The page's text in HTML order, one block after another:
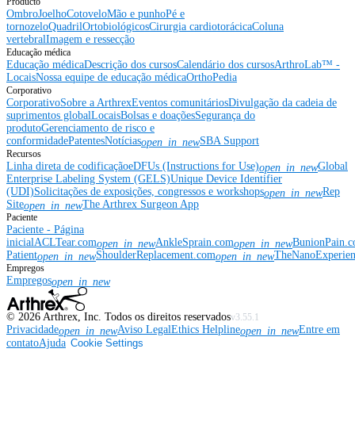
Producto
OmbroJoelhoCotoveloMão e punhoPé e
tornozeloQuadrilOrtobiológicosCirurgia cardiotorácicaColuna
vertebralImagem e ressecção
Educação médica
Educação médicaDescrição dos cursosCalendário dos cursosArthroLab™ -
LocaisNossa equipe de educação médicaOrthoPedia
Corporativo
CorporativoSobre a ArthrexEventos comunitáriosDivulgação da cadeia de
suprimentos globalLocaisBolsas e doaçõesSegurança do
produtoGerenciamento de risco e
conformidadePatentesNotíciasopen_in_newSBA Support
Recursos
Linha direta de codificaçãoeDFUs (Instructions for Use)open_in_newGlobal
Enterprise Labeling System (GELS)Unique Device Identifier
(UDI)Solicitações de exposições, congressos e workshopsopen_in_newRep
Siteopen_in_newThe Arthrex Surgeon App
Paciente
Paciente - Página
inicialACLTear.comopen_in_newAnkleSprain.comopen_in_new
Patientopen_in_newShoulderReplacement.comopen_in_new
Empregos
Empregosopen_in_new
© 2026 Arthrex, Inc. Todos os direitos reservadosv3.55.1
Privacidadeopen_in_newAviso LegalEthics Helplineopen_in_newEntre em
contatoAjuda Cookie Settings